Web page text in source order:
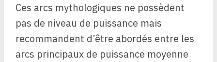
Ces arcs mythologiques ne possèdent
pas de niveau de puissance mais
recommandent d’être abordés entre les
arcs principaux de puissance moyenne